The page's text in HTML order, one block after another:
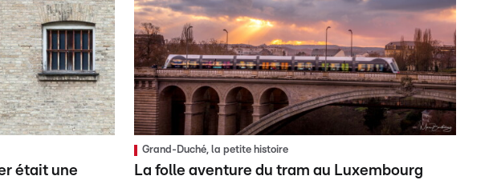
était une
Grand-Duché, la petite histoire
La folle aventure du tram au Luxembourg